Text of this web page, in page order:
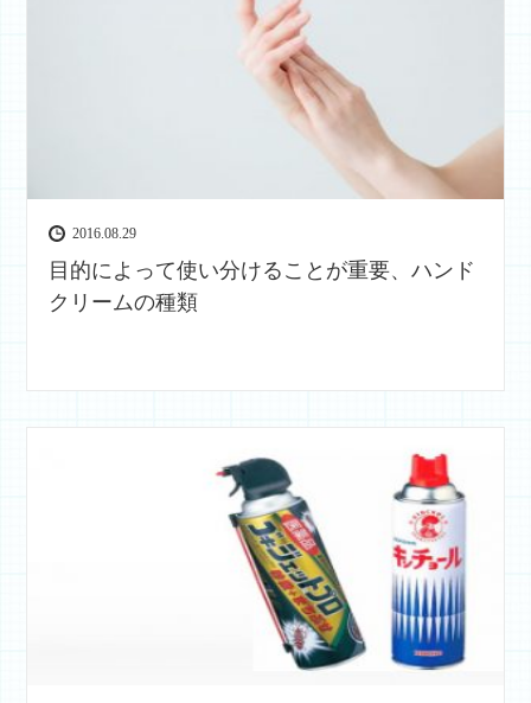
2016.08.29
目的によって使い分けることが重要、ハンド
クリームの種類